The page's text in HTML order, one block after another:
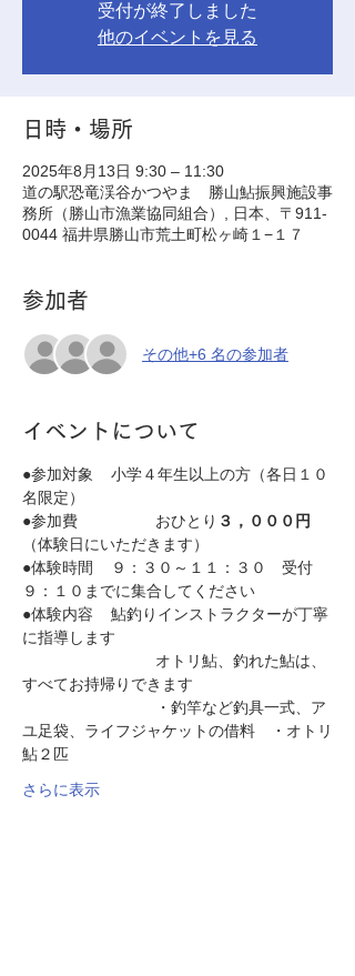
受付が終了しました
他のイベントを見る
日時・場所
2025年8月13日 9:30 – 11:30
道の駅恐竜渓谷かつやま 勝山鮎振興施設事
務所（勝山市漁業協同組合）, 日本、〒911-
0044 福井県勝山市荒土町松ヶ崎１−１７
参加者
その他+6 名の参加者
イベントについて
●参加対象	小学４年生以上の方（各日１０
名限定）
●参加費		おひとり ３，０００円
（体験日にいただきます）
●体験時間	９：３０～１１：３０　受付
９：１０までに集合してください
●体験内容	鮎釣りインストラクターが丁寧
に指導します
すべてお持帰りできます
ユ足袋、ライフジャケットの借料　・オトリ
鮎２匹
さらに表示